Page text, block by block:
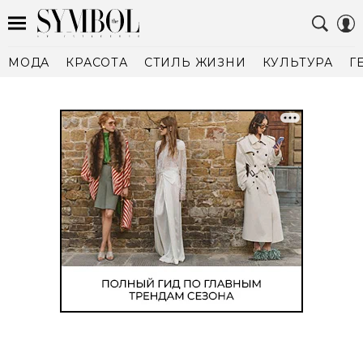
МОДА КРАСОТА СТИЛЬ ЖИЗНИ КУЛЬТУРА